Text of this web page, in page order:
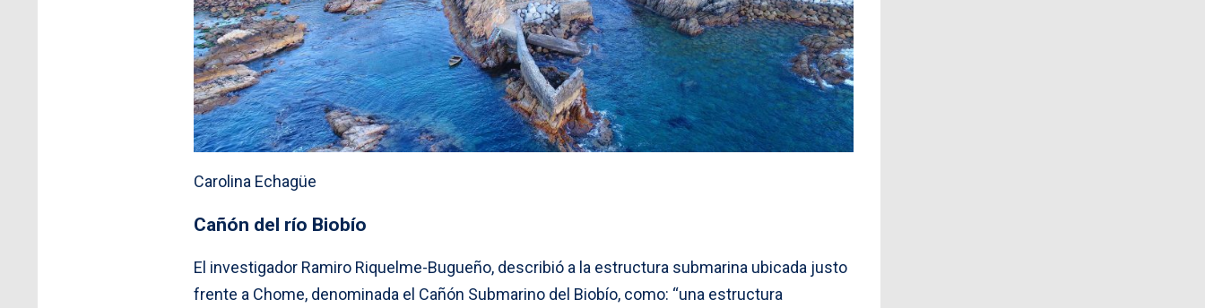
Carolina Echagüe
Cañón del río Biobío
El investigador Ramiro Riquelme-Bugueño, describió a la estructura submarina ubicada justo
frente a Chome, denominada el Cañón Submarino del Biobío, como: “una estructura